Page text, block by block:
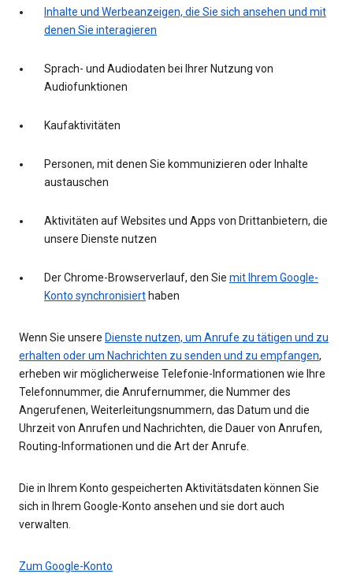
Inhalte und Werbeanzeigen, die Sie sich ansehen und mit
denen Sie interagieren
Sprach- und Audiodaten bei Ihrer Nutzung von
Audiofunktionen
Kaufaktivitäten
Personen, mit denen Sie kommunizieren oder Inhalte
austauschen
Aktivitäten auf Websites und Apps von Drittanbietern, die
unsere Dienste nutzen
Der Chrome-Browserverlauf, den Sie mit Ihrem Google-
Konto synchronisiert haben
Wenn Sie unsere Dienste nutzen, um Anrufe zu tätigen und zu
erhalten oder um Nachrichten zu senden und zu empfangen,
erheben wir möglicherweise Telefonie-Informationen wie Ihre
Telefonnummer, die Anrufernummer, die Nummer des
Angerufenen, Weiterleitungsnummern, das Datum und die
Uhrzeit von Anrufen und Nachrichten, die Dauer von Anrufen,
Routing-Informationen und die Art der Anrufe.
Die in Ihrem Konto gespeicherten Aktivitätsdaten können Sie
sich in Ihrem Google-Konto ansehen und sie dort auch
verwalten.
Zum Google-Konto